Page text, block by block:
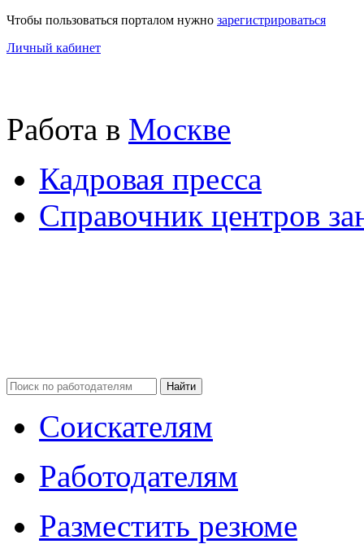
Чтобы пользоваться порталом нужно зарегистрироваться
Личный кабинет
Работа в Москве
Кадровая пресса
Справочник центров
Соискателям
Работодателям
Разместить резюме